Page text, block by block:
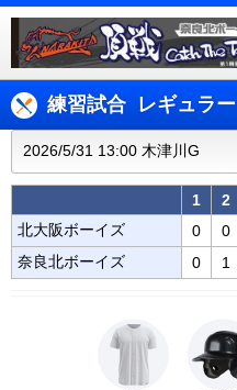
練習試合 レギュラー
2026/5/31 13:00 木津川G
1 2
北大阪ボーイズ
0 0
奈良北ボーイズ
0 1